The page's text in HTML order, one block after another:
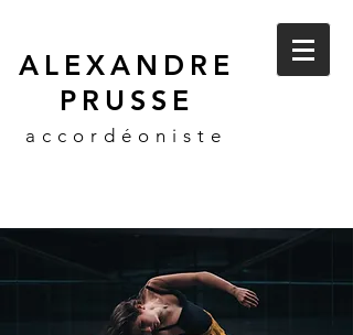
ALEXANDRE
PRUSSE
accordéoniste